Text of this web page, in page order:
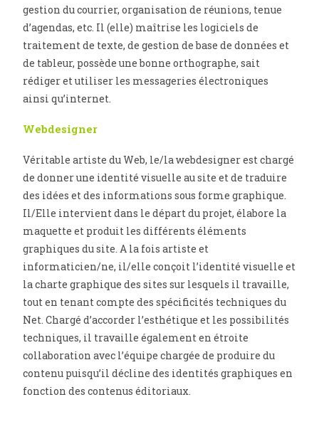
gestion du courrier, organisation de réunions, tenue
d’agendas, etc. Il (elle) maîtrise les logiciels de
traitement de texte, de gestion de base de données et
de tableur, possède une bonne orthographe, sait
rédiger et utiliser les messageries électroniques
ainsi qu’internet.
Webdesigner
Véritable artiste du Web, le/la webdesigner est chargé
de donner une identité visuelle au site et de traduire
des idées et des informations sous forme graphique.
Il/Elle intervient dans le départ du projet, élabore la
maquette et produit les différents éléments
graphiques du site. A la fois artiste et
informaticien/ne, il/elle conçoit l’identité visuelle et
la charte graphique des sites sur lesquels il travaille,
tout en tenant compte des spécificités techniques du
Net. Chargé d’accorder l’esthétique et les possibilités
techniques, il travaille également en étroite
collaboration avec l’équipe chargée de produire du
contenu puisqu’il décline des identités graphiques en
fonction des contenus éditoriaux.